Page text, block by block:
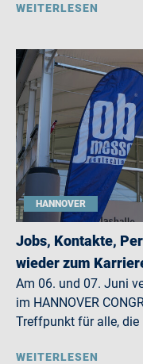
WEITERLESEN
HANNOVER
Jobs, Kontakte,
wieder zum
Am 06. und 07. Juni
im HANNOVER
Treffpunkt für alle,
WEITERLESEN